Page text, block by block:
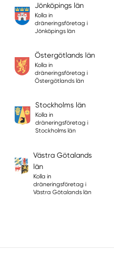
Jönköpings län
Kolla in
dräneringsföretag i
Jönköpings län
Östergötlands län
Kolla in
dräneringsföretag i
Östergötlands län
Stockholms län
Kolla in
dräneringsföretag i
Stockholms län
Västra Götalands
län
Kolla in
dräneringsföretag i
Västra Götalands län